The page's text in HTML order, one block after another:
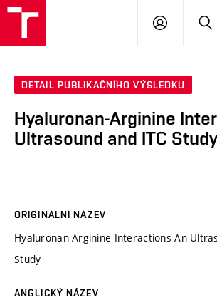
PŘIHLÁSIT
DETAIL PUBLIKAČNÍHO VÝSLEDKU
Hyaluronan-Arginine
Ultrasound and ITC Study
ORIGINÁLNÍ NÁZEV
Hyaluronan-Arginine Interactions-An
Study
ANGLICKÝ NÁZEV